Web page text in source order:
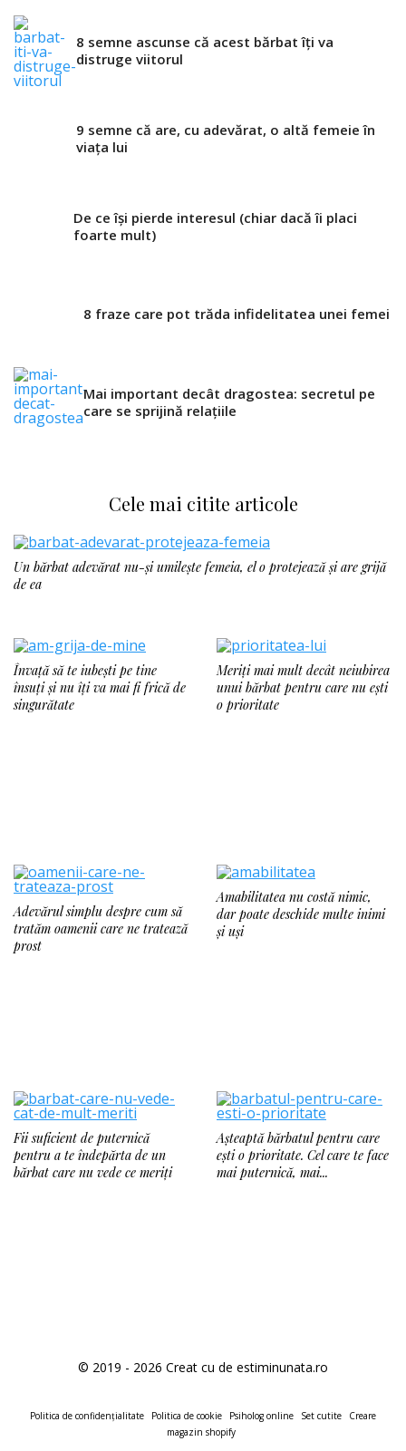
8 semne ascunse că acest bărbat îți va
distruge viitorul
9 semne că are, cu adevărat, o altă femeie în
viața lui
De ce își pierde interesul (chiar dacă îi placi
foarte mult)
8 fraze care pot trăda infidelitatea unei femei
Mai important decât dragostea: secretul pe
care se sprijină relațiile
Cele mai citite articole
Un bărbat adevărat nu-și umilește femeia, el o protejează și are grijă
de ea
Învață să te iubești pe tine
însuți și nu îți va mai fi frică de
singurătate
Meriți mai mult decât neiubirea
unui bărbat pentru care nu ești
o prioritate
Adevărul simplu despre cum să
tratăm oamenii care ne tratează
prost
Amabilitatea nu costă nimic,
dar poate deschide multe inimi
și uși
Fii suficient de puternică
pentru a te îndepărta de un
bărbat care nu vede ce meriți
Așteaptă bărbatul pentru care
ești o prioritate. Cel care te face
mai puternică, mai...
© 2019 - 2026 Creat cu de estiminunata.ro
Politica de confidențialitate Politica de cookie Psiholog online Set cutite
Creare
magazin shopify